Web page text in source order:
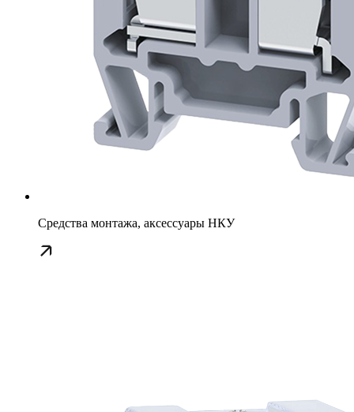
Средства монтажа, аксессуары НКУ